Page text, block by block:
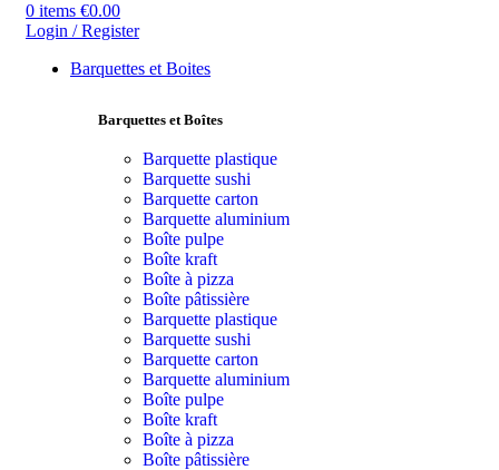
0 items €0.00
Login / Register
Barquettes et Boites
Barquettes et Boîtes
Barquette plastique
Barquette sushi
Barquette carton
Barquette aluminium
Boîte pulpe
Boîte kraft
Boîte à pizza
Boîte pâtissière
Barquette plastique
Barquette sushi
Barquette carton
Barquette aluminium
Boîte pulpe
Boîte kraft
Boîte à pizza
Boîte pâtissière